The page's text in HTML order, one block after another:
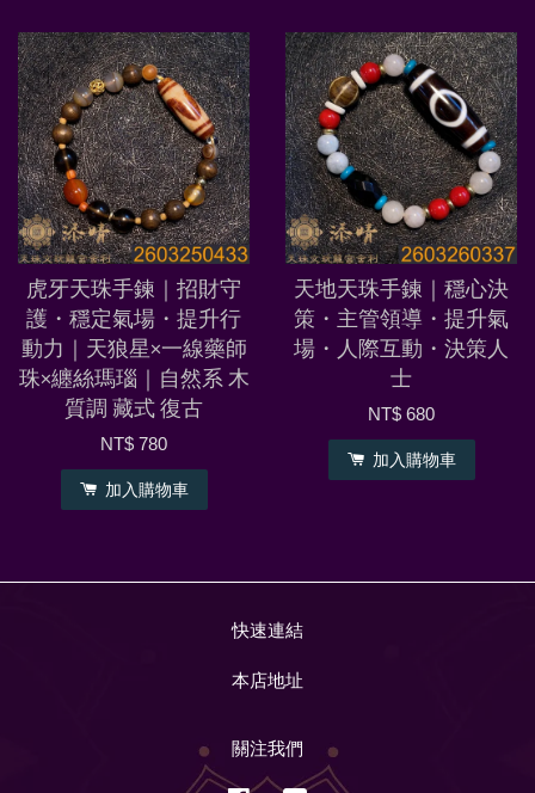
虎牙天珠手鍊｜招財守
護・穩定氣場・提升行
動力｜天狼星×一線藥師
珠×纏絲瑪瑙｜自然系 木
質調 藏式 復古
NT$ 780
加入購物車
天地天珠手鍊｜穩心決
策・主管領導・提升氣
場・人際互動・決策人
士
NT$ 680
加入購物車
快速連結
本店地址
關注我們